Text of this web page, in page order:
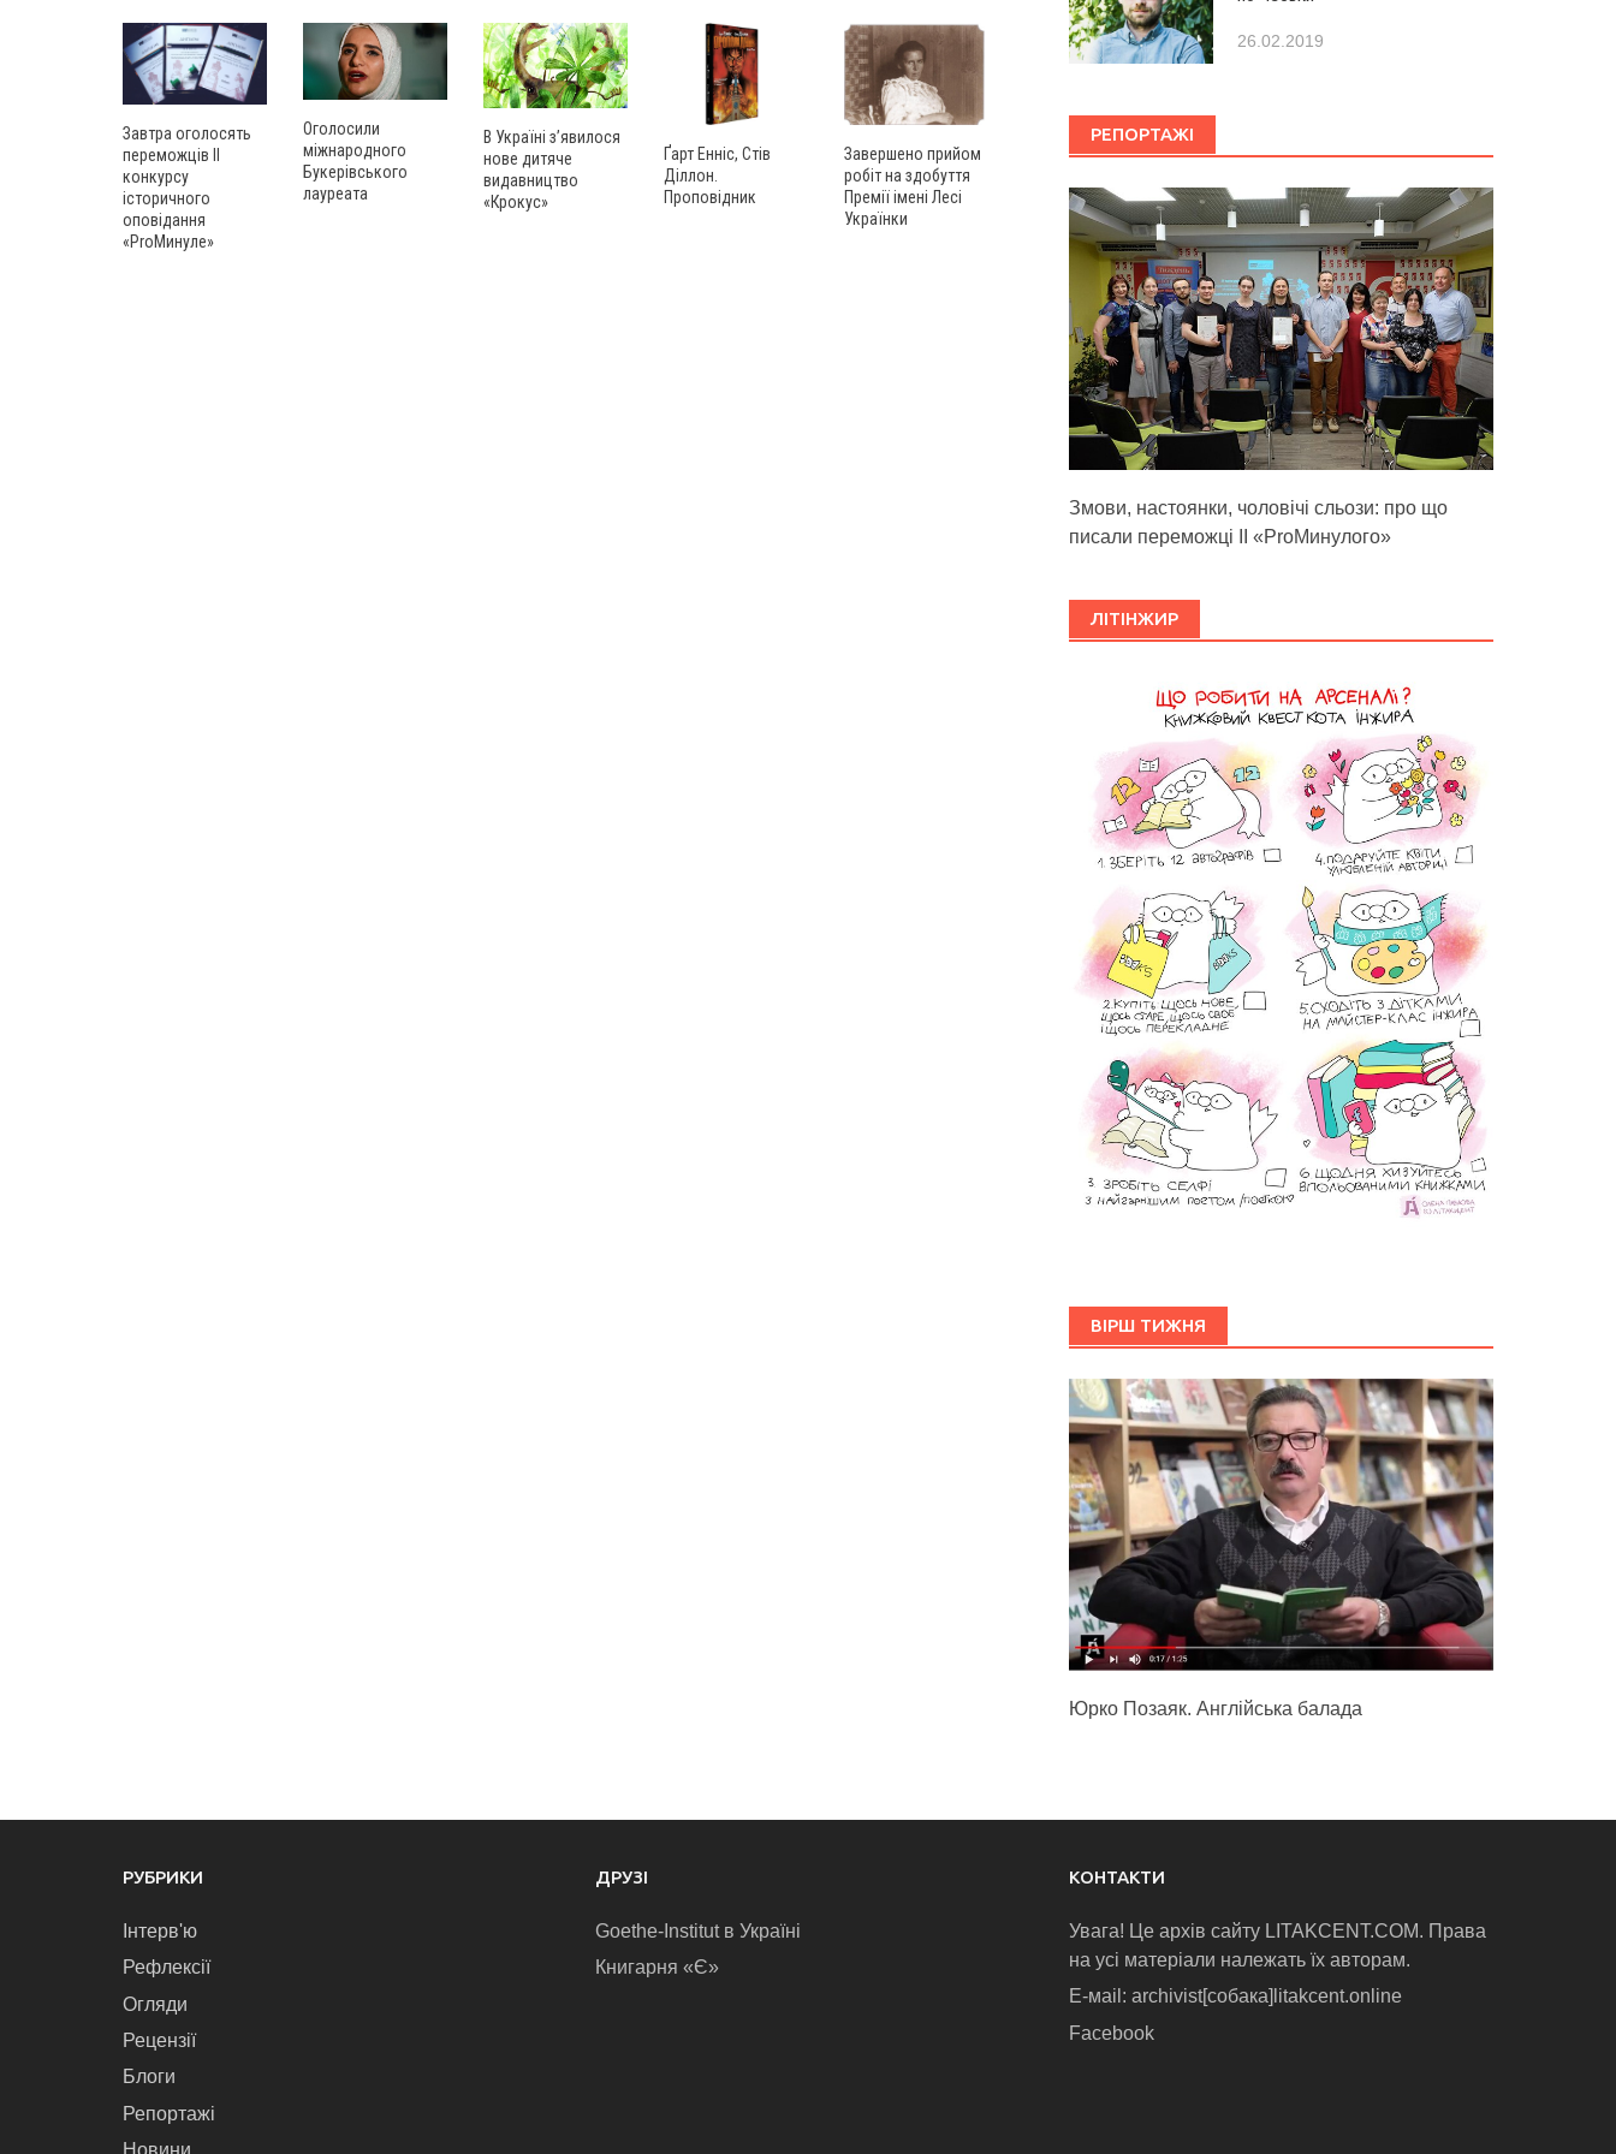
Завтра оголосять
переможців ІІ
конкурсу
історичного
оповідання
«ProМинуле»
Оголосили
міжнародного
Букерівського
лауреата
В Україні з’явилося
нове дитяче
видавництво
«Крокус»
Ґарт Енніс, Стів
Діллон.
Проповідник
Завершено прийом
робіт на здобуття
Премії імені Лесі
Українки
26.02.2019
РЕПОРТАЖІ
Змови, настоянки, чоловічі сльози: про що
писали переможці ІІ «ProМинулого»
ЛІТІНЖИР
ВІРШ ТИЖНЯ
Юрко Позаяк. Англійська балада
РУБРИКИ
Інтерв'ю
Рефлексії
Огляди
Рецензії
Блоги
Репортажі
Новини
ДРУЗІ
Goethe-Institut в Україні
Книгарня «Є»
КОНТАКТИ
Увага! Це архів сайту LITAKCENT.COM. Права
на усі матеріали належать їх авторам.
E-маіl: archivist[собака]litakcent.online
Facebook